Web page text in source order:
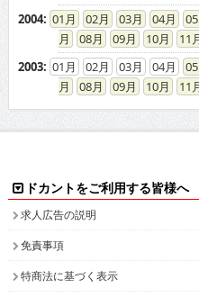
2004: 01 02 03 04 05
08
09 10 11
2003: 01 02 03 04 05
08
09 10 11
ドカントをご利用する皆様へ
求人広告の説明
免責事項
特商法に基づく表示